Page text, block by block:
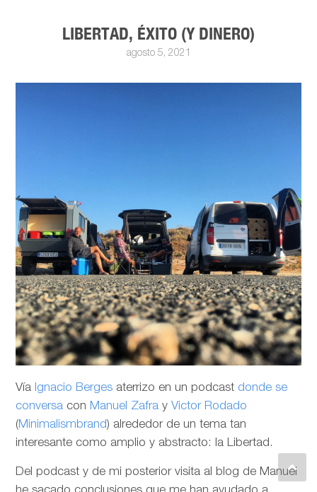
LIBERTAD, ÉXITO (Y DINERO)
agosto 5, 2021
Vía Ignacio Berges aterrizo en un podcast donde se
conversa con Manuel Zafra y Victor Rodado
(Minimalismbrand) alrededor de un tema tan
interesante como amplio y abstracto: la Libertad.
Del podcast y de mi posterior visita al blog de Manuel